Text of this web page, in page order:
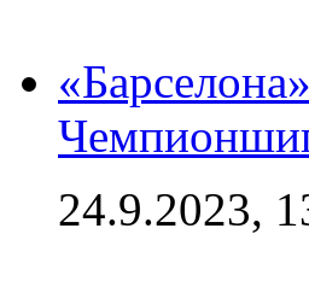
24.9.2023,